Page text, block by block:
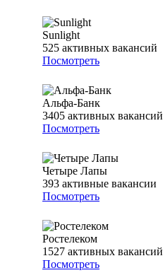
Sunlight
525 активных вакансий
Посмотреть
Альфа-Банк
3405 активных вакансий
Посмотреть
Четыре Лапы
393 активные вакансии
Посмотреть
Ростелеком
1527 активных вакансий
Посмотреть